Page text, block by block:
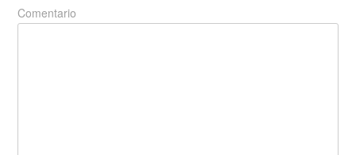
Comentario